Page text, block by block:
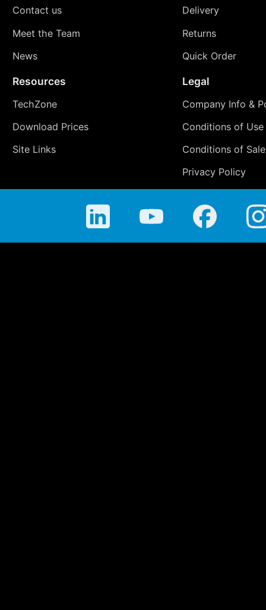
Contact us
Meet the Team
News
Delivery
Returns
Quick Order
Resources
TechZone
Download Prices
Site Links
Legal
Company Info &
Conditions of Use
Conditions of Sale
Privacy Policy